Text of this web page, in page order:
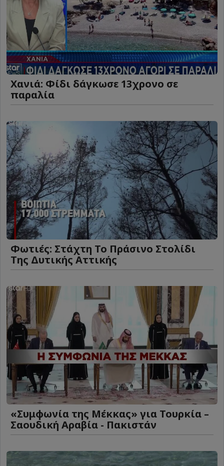
Χανιά: Φίδι δάγκωσε 13χρονο σε
παραλία
Φωτιές: Στάχτη Το Πράσινο Στολίδι
Της Δυτικής Αττικής
«Συμφωνία της Μέκκας» για Τουρκία –
Σαουδική Αραβία - Πακιστάν